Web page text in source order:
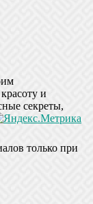
и
секреты,
только при